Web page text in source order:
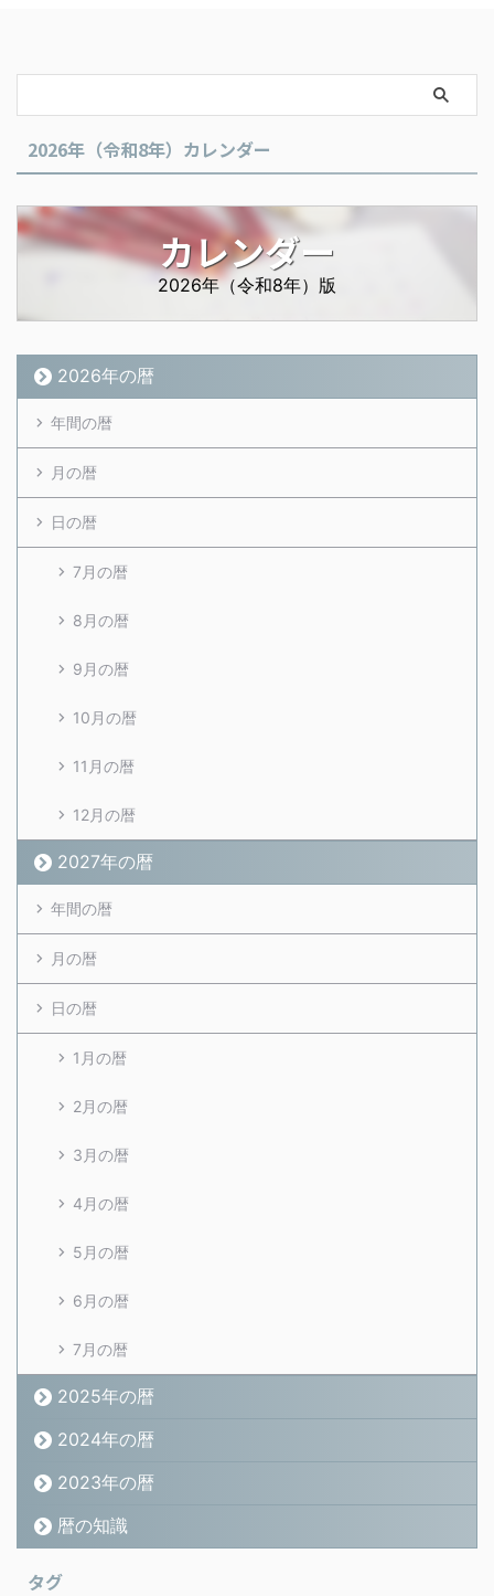
2026年（令和8年）カレンダー
カレンダー
2026年（令和8年）版
2026年の暦
年間の暦
月の暦
日の暦
7月の暦
8月の暦
9月の暦
10月の暦
11月の暦
12月の暦
2027年の暦
年間の暦
月の暦
日の暦
1月の暦
2月の暦
3月の暦
4月の暦
5月の暦
6月の暦
7月の暦
2025年の暦
2024年の暦
2023年の暦
暦の知識
タグ